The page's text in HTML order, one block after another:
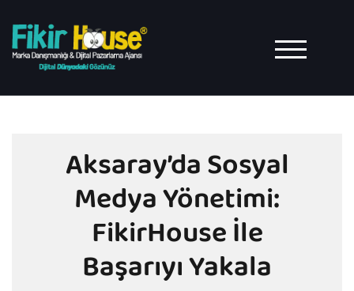
content
TOGGLE
Aksaray’da Sosyal
Medya Yönetimi:
FikirHouse İle
Başarıyı Yakala